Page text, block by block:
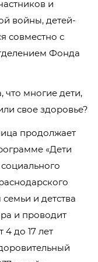
и
войны, детей-
совместно с
Фонда
многие дети,
свое здоровье?
продолжает
«Дети
и детства
и проводит
4 до 17 лет